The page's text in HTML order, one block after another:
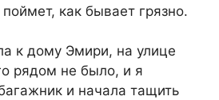
как бывает грязно.
к дому Эмири, на улице
рядом не было, и я
и начала тащить